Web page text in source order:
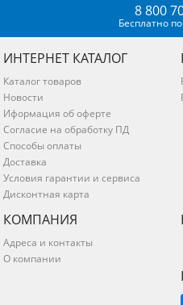
8 800
Бесплатно
ИНТЕРНЕТ КАТАЛОГ
Каталог товаров
Новости
Иформация об оферте
Согласие на обработку ПД
Способы оплаты
Доставка
Условия гарантии и сервиса
Дисконтная карта
КОМПАНИЯ
Адреса и контакты
О компании